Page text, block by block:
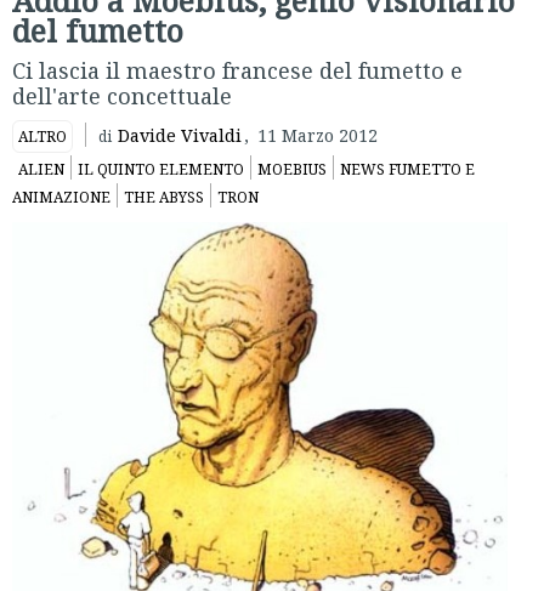
del fumetto
Ci lascia il maestro francese del fumetto e
dell'arte concettuale
ALTRO di Davide Vivaldi, 11 Marzo 2012
ALIEN IL QUINTO ELEMENTO MOEBIUS
NEWS FUMETTO E
ANIMAZIONE
THE ABYSS TRON